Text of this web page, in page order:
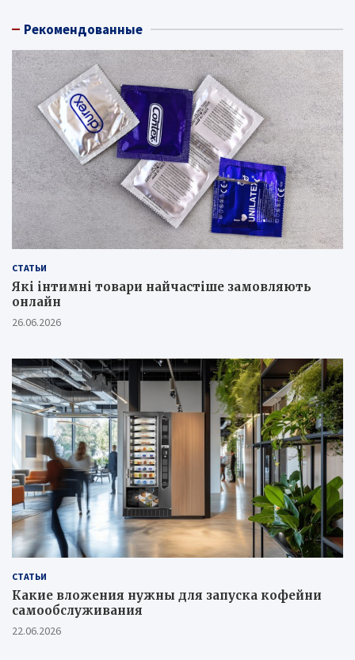
Рекомендованные
СТАТЬИ
Які інтимні товари найчастіше замовляють
онлайн
26.06.2026
СТАТЬИ
Какие вложения нужны для запуска кофейни
самообслуживания
22.06.2026